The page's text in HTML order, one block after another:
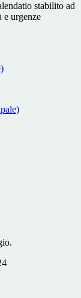
stabilito ad
e urgenze